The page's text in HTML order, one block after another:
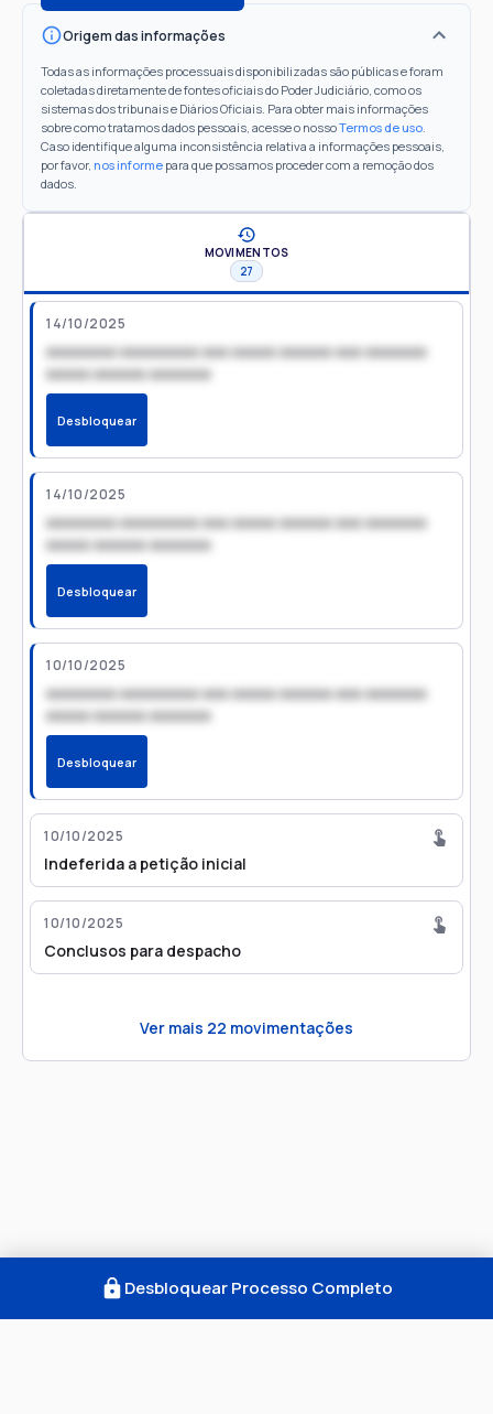
Origem das informações
Todas as informações processuais disponibilizadas são públicas e foram
coletadas diretamente de fontes oficiais do Poder Judiciário, como os
sistemas dos tribunais e Diários Oficiais. Para obter mais informações
sobre como tratamos dados pessoais, acesse o nossoTermos de uso.
Caso identifique alguma inconsistência relativa a informações pessoais,
por favor, nos informe para que possamos proceder com a remoção dos
dados.
MOVIMENTOS
27
14/10/2025
xxxxxxxx xxxxxxxxx xxx xxxxx xxxxxx xxx xxxxxxx
xxxxx xxxxxx xxxxxxx
Desbloquear
14/10/2025
xxxxxxxx xxxxxxxxx xxx xxxxx xxxxxx xxx xxxxxxx
xxxxx xxxxxx xxxxxxx
Desbloquear
10/10/2025
xxxxxxxx xxxxxxxxx xxx xxxxx xxxxxx xxx xxxxxxx
xxxxx xxxxxx xxxxxxx
Desbloquear
10/10/2025
Indeferida a petição inicial
10/10/2025
Conclusos para despacho
Ver mais 22 movimentações
Desbloquear Processo Completo